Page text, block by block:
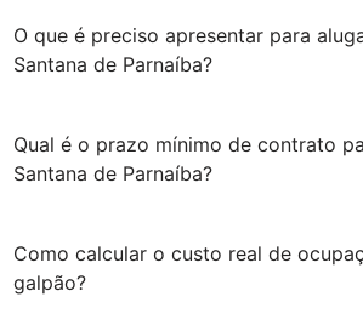
O que é preciso apresentar para
Santana de Parnaíba?
Qual é o prazo mínimo de contrato
Santana de Parnaíba?
Como calcular o custo real de
galpão?